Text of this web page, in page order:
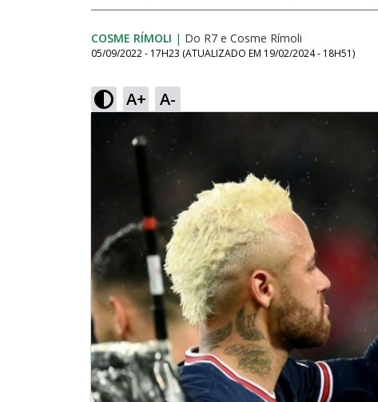
COSME RÍMOLI | Do R7 e Cosme Rímoli
05/09/2022 - 17H23 (ATUALIZADO EM 19/02/2024 - 18H51)
A+ A-